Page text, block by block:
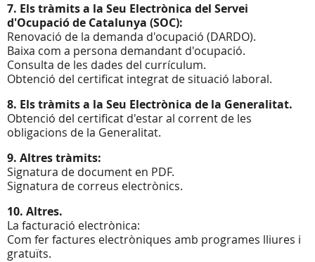
7. Els tràmits a la Seu Electrònica del Servei
d'Ocupació de Catalunya (SOC):
Renovació de la demanda d'ocupació (DARDO).
Baixa com a persona demandant d'ocupació.
Consulta de les dades del currículum.
Obtenció del certificat integrat de situació laboral.
8. Els tràmits a la Seu Electrònica de la Generalitat.
Obtenció del certificat d'estar al corrent de les
obligacions de la Generalitat.
9. Altres tràmits:
Signatura de document en PDF.
Signatura de correus electrònics.
10. Altres.
La facturació electrònica:
Com fer factures electròniques amb programes lliures i
gratuïts.